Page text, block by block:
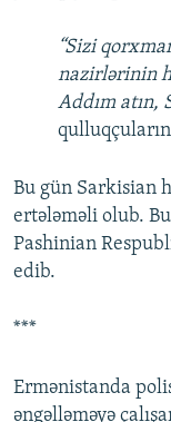
“Sizi
nazirlərinin
Addım atın,
Bu gün Sarkisian
ertələməli olub.
Pashinian
edib.
***
Ermənistanda
əngəlləməyə